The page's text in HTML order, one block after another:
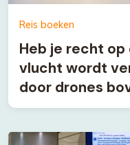
Reis boeken
Heb je recht
vlucht wordt
door drones